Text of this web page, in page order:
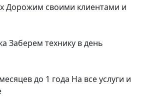
Дорожим своими клиентами и
Заберем технику в день
до 1 года На все услуги и